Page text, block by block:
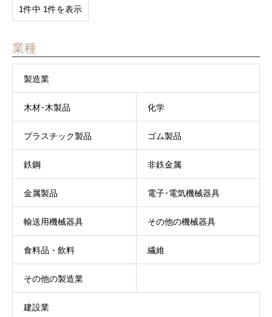
1件中 1件を表示
業種
製造業
木材･木製品 化学
プラスチック製品 ゴム製品
鉄鋼 非鉄金属
金属製品 電子･電気機械器具
輸送用機械器具 その他の機械器具
食料品・飲料 繊維
その他の製造業
建設業